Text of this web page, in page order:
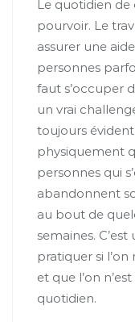
Le quotidien
pourvoir. Le
assurer une
personnes
faut s’occuper
un vrai
toujours
physiquement
personnes qui
abandonnent
au bout de
semaines.
pratiquer si
et que l’on
quotidien.